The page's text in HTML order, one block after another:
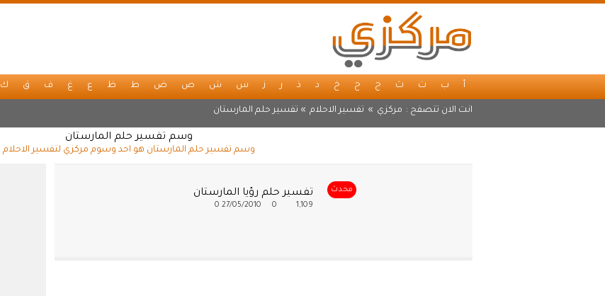
أ ب ت ث ج ح خ د ذ ر ز س ش ص ض ط ظ ع غ ف ق ك
انت الان تتصفح : مركزي » تفسير الاحلام » تفسير حلم المارستان
وسم تفسير حلم المارستان
وسم تفسير حلم المارستان هو احد وسوم مركزي لتفسير الاحلام
محدث تفسير حلم رؤيا المارستان
1,109
27/05/2010
0